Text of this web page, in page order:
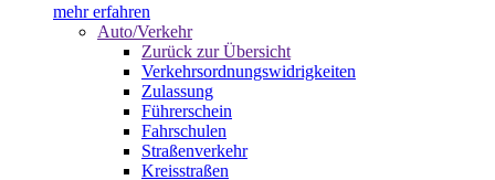
mehr erfahren
Auto/Verkehr
Zurück zur Übersicht
Verkehrsordnungswidrigkeiten
Zulassung
Führerschein
Fahrschulen
Straßenverkehr
Kreisstraßen